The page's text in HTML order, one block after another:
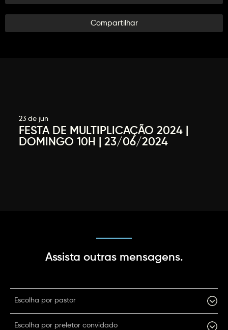
Compartilhar
23 de jun
FESTA DE MULTIPLICAÇÃO 2024 |
DOMINGO 10H | 23/06/2024
Assista outras mensagens.
Escolha por pastor
Escolha por preletor convidado